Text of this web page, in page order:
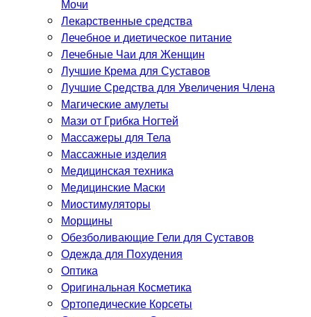
Мочи
Лекарственные средства
Лечебное и диетическое питание
Лечебные Чаи для Женщин
Лучшие Крема для Суставов
Лучшие Средства для Увеличения Члена
Магические амулеты
Мази от Грибка Ногтей
Массажеры для Тела
Массажные изделия
Медицинская техника
Медицинские Маски
Миостимуляторы
Морщины
Обезболивающие Гели для Суставов
Одежда для Похудения
Оптика
Оригинальная Косметика
Ортопедические Корсеты